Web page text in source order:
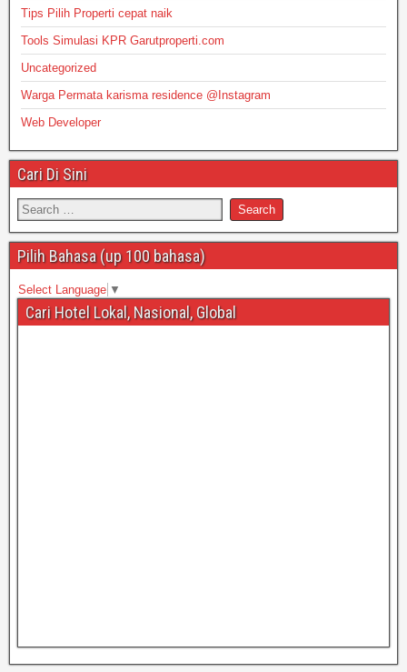
Tips Pilih Properti cepat naik
Tools Simulasi KPR Garutproperti.com
Uncategorized
Warga Permata karisma residence @Instagram
Web Developer
Cari Di Sini
Pilih Bahasa (up 100 bahasa)
Select Language ▼
Cari Hotel Lokal, Nasional, Global